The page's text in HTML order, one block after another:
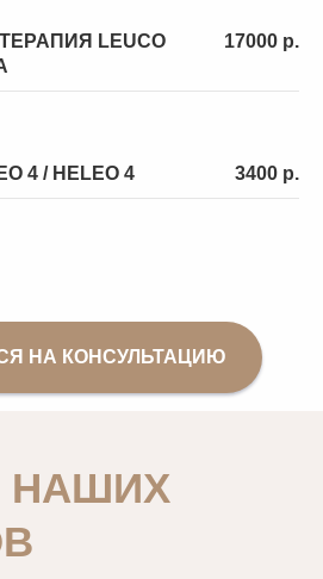
LEUCO
17000 р.
4 / HELEO 4 3400 р.
НА КОНСУЛЬТАЦИЮ